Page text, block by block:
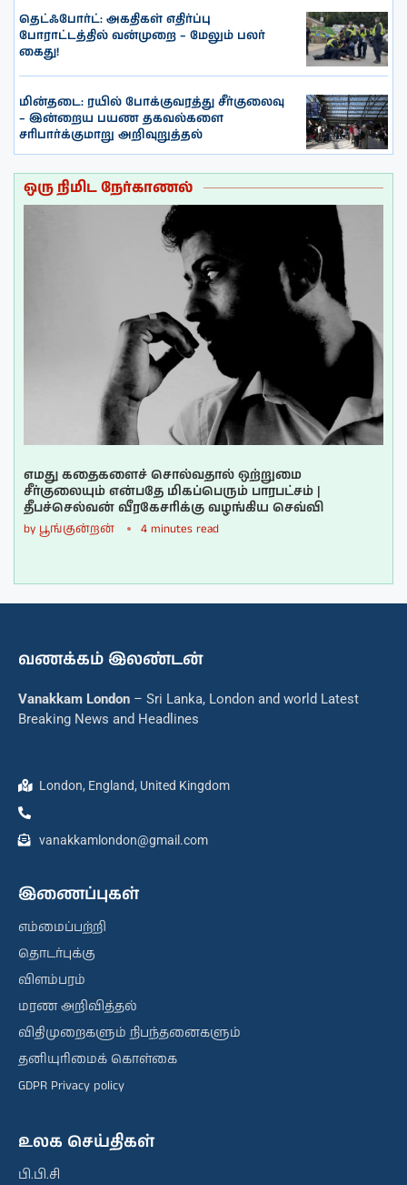
தெட்ஃபோர்ட்: அகதிகள் எதிர்ப்பு
போராட்டத்தில் வன்முறை – மேலும் பலர்
கைது!
மின்தடை: ரயில் போக்குவரத்து சீர்குலைவு
– இன்றைய பயண தகவல்களை
சரிபார்க்குமாறு அறிவுறுத்தல்
ஒரு நிமிட நேர்காணல்
எமது கதைகளைச் சொல்வதால் ஒற்றுமை
சீர்குலையும் என்பதே மிகப்பெரும் பாரபட்சம் |
தீபச்செல்வன் வீரகேசரிக்கு வழங்கிய செவ்வி
by பூங்குன்றன் 4 minutes read
வணக்கம் இலண்டன்
Vanakkam London – Sri Lanka, London and world Latest
Breaking News and Headlines
London, England, United Kingdom
vanakkamlondon@gmail.com
இணைப்புகள்
எம்மைப்பற்றி
தொடர்புக்கு
விளம்பரம்
மரண அறிவித்தல்
விதிமுறைகளும் நிபந்தனைகளும்
தனியுரிமைக் கொள்கை
GDPR Privacy policy
உலக செய்திகள்
பி.பி.சி